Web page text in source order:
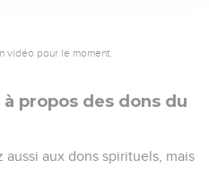
vidéo pour le moment.
propos des dons du
aussi aux dons spirituels, mais